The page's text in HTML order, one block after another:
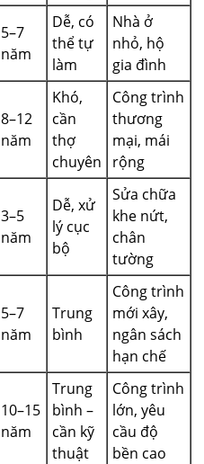
5–7
năm
Dễ, có
thể tự
làm
Nhà ở
nhỏ, hộ
gia đình
8–12
năm
Khó,
cần
thợ
chuyên
Công trình
thương
mại, mái
rộng
3–5
năm
Dễ, xử
lý cục
bộ
Sửa chữa
khe nứt,
chân
tường
5–7
năm
Trung
bình
Công trình
mới xây,
ngân sách
hạn chế
10–15
năm
Trung
bình –
cần kỹ
thuật
Công trình
lớn, yêu
cầu độ
bền cao